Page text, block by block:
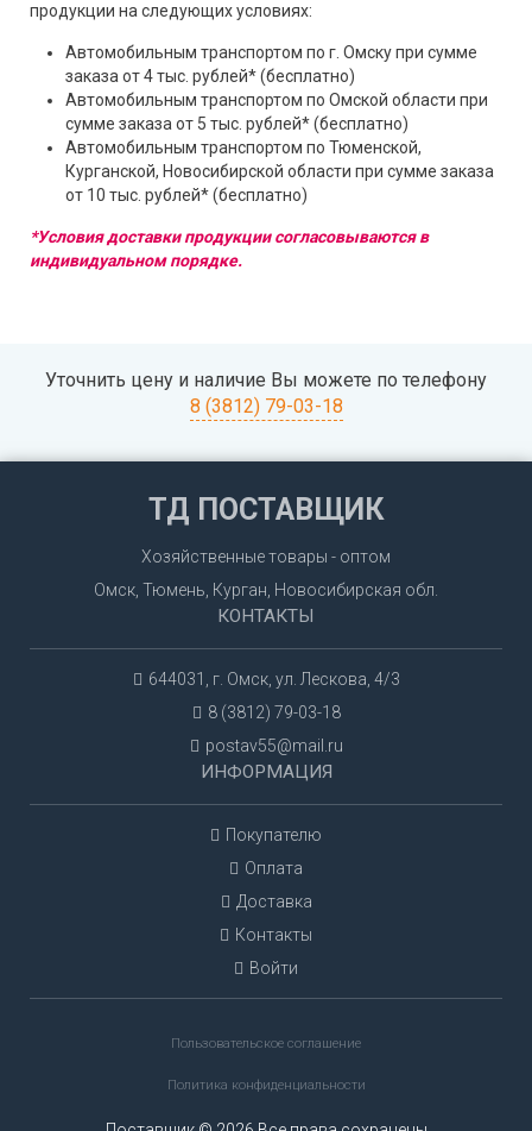
продукции на следующих условиях:
Автомобильным транспортом по г. Омску при сумме
заказа от 4 тыс. рублей* (бесплатно)
Автомобильным транспортом по Омской области при
сумме заказа от 5 тыс. рублей* (бесплатно)
Автомобильным транспортом по Тюменской,
Курганской, Новосибирской области при сумме заказа
от 10 тыс. рублей* (бесплатно)
*Условия доставки продукции согласовываются в
индивидуальном порядке.
Уточнить цену и наличие Вы можете по телефону
8 (3812) 79-03-18
ТД ПОСТАВЩИК
Хозяйственные товары - оптом
Омск, Тюмень, Курган, Новосибирская обл.
КОНТАКТЫ
644031, г. Омск, ул. Лескова, 4/3
8 (3812) 79-03-18
postav55@mail.ru
ИНФОРМАЦИЯ
Покупателю
Оплата
Доставка
Контакты
Войти
Пользовательское соглашение
Политика конфиденциальности